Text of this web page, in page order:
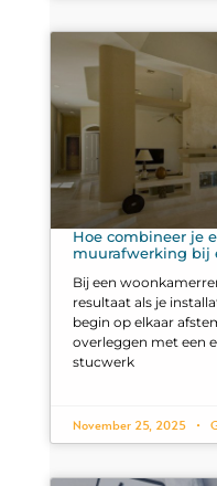
Hoe combineer je
muurafwerking bij
Bij een
resultaat als je
begin op elkaar
overleggen met een
stucwerk
November 25, 2025